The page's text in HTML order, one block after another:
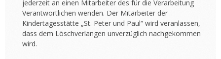
jederzeit an einen Mitarbeiter des für die Verarbeitung
Verantwortlichen wenden. Der Mitarbeiter der
Kindertagesstätte „St. Peter und Paul“ wird veranlassen,
dass dem Löschverlangen unverzüglich nachgekommen
wird.